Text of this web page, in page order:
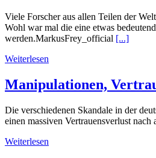
Viele Forscher aus allen Teilen der
Wohl war mal die eine etwas
werden.MarkusFrey_official [...]
Weiterlesen
Manipulationen,
Die verschiedenen Skandale in der
einen massiven Vertrauensverlust
Weiterlesen